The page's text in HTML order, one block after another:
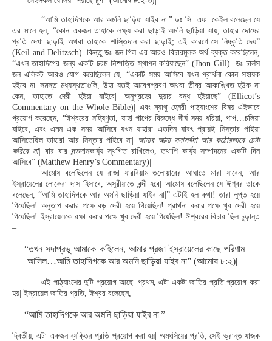
“আমি তাহাদিগকে আর অমনি ছাড়িয়া যাইব না|” ডঃ সি. এফ. কেইল বলেছেন যে
এর মানে হল, “কোন একজন তাহাকে লক্ষ্য করা ছাড়াই অমনি ছাড়িয়া যায়, তাহার দোষের
প্রতি দেখা ছাড়াই অথবা তাহাকে শাস্তিদান করা ছাড়াই; এই কারণে সে নিষ্কৃতি দেয়”
(Keil and Delitzsch)| কিন্তু ডঃ জন গিল এর আরও বিচারমূলক অর্থ ব্যক্ত করেছিলেন,
“এখন তাহাদিগের জন্য একটি চরম নিষ্পত্তি স্থাপন করিয়াছেন” (Jhon Gill)| ডঃ চার্লস
জন এলিকট আরও যোগ করেছিলেন যে, “একটি সময় আসিবে যখন প্রার্থনা কোন সহায়ক
হইবে না| সমস্ত মধ্যস্থতাগুলি, উহা যতই আবেগপ্রবণ অথবা তীব্র আকাঙ্খিত হউক না
কেন, তাহাতে দেরী হইয়া যাইবে| অনুগ্রহের দুয়ার বন্ধ হইয়াছে” (Ellicot’s
Commentary on the Whole Bible)| এবং ম্যাথু হেনরী পাঠ্যাংশের বিষয় এইভাবে
প্রয়োগ করেছেন, “ঈশ্বরের সহিষ্ণুতা, যাহা পাপের বিরুদ্ধে দীর্ঘ সময় ধরিয়া, পাপ…চলিয়া
যাইবে; এবং এমন এক সময় আসিবে যখন যাহারা এতদিন যাবৎ প্রায়ই নিস্তার পাইয়া
আসিতেছিল তাহারা আর নিস্তার পাইবে না|
আমার আত্মা সদাসর্বদা আর কঠোরভাবে চেষ্টা
করিবে না| বার বার দন্ডদানকার্য্য স্থগিত রাখিলেও, তথাপি কার্য্য সম্পাদনের একটি দিন
আসিবে” (Matthew Henry’s Commentary)|
আমোষ বলেছিলেন যে রাজা যারবিয়াম তলোয়ারের আঘাতে মারা যাবেন, আর
ইস্রায়েলের লোকেরা দাস হিসাবে, অসূরীয়াতে বন্দী হবে| আমোষ বলেছিলেন যে ঈশ্বর তাকে
বলেছেন, “আমি তাহাদিগকে আর অমনি ছাড়িয়া যাইব না|” এটাই হল কথা! তারা লুপ্ত হয়ে
গিয়েছিল! অনুতাপ করার পক্ষে বড় দেরী হয়ে গিয়েছিল! প্রার্থনা করার পক্ষে খুব দেরী হয়ে
গিয়েছিল! ইস্রায়েলকে রক্ষা করার পক্ষে খুব দেরী হয়ে গিয়েছিল! ঈশ্বরের বিচার ছিল চূড়ান্ত
–
“তখন সদাপ্রভু আমাকে কহিলেন, আমার প্রজা ইস্রায়েলের কাছে পরিণাম
আসিল…আমি তাহাদিগকে আর অমনি ছাড়িয়া যাইব না” (আমোষ ৮:২)|
এই পাঠ্যাংশের দুটি প্রয়োগ আছে| প্রথম, এটা একটা জাতির প্রতি প্রয়োগ করা
হয়| ইস্রায়েল জাতির প্রতি, ঈশ্বর বলেছেন,
“আমি তাহাদিগকে আর অমনি ছাড়িয়া যাইব না|”
দ্বিতীয়, এটা একজন ব্যক্তির প্রতি প্রয়োগ করা হয়| অমৎসিয়ের প্রতি, সেই ভ্রান্ত যাজক